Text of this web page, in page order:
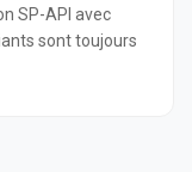
SP-API avec
sont toujours